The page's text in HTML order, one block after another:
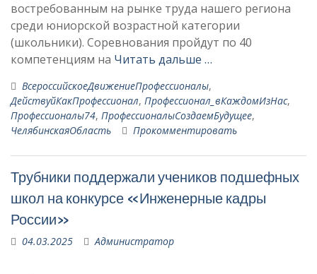
востребованным на рынке труда нашего региона
среди юниорской возрастной категории
(школьники). Соревнования пройдут по 40
компетенциям на Читать дальше …
ВсероссийскоеДвижениеПрофессионалы,
ДействуйКакПрофессионал, Профессионал_вКаждомИзНас,
Профессионалы74, ПрофессионалыСоздаемБудущее,
ЧелябинскаяОбласть
Прокомментировать
Трубники поддержали учеников подшефных
школ на конкурсе «Инженерные кадры
России»
04.03.2025 Администратор